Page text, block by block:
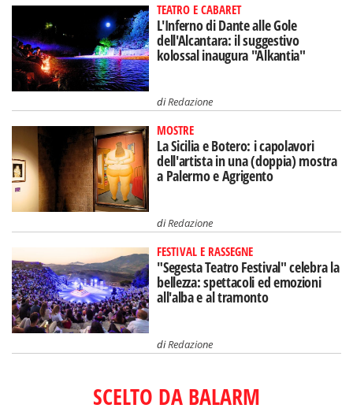
TEATRO E CABARET
L'Inferno di Dante alle Gole
dell'Alcantara: il suggestivo
kolossal inaugura "Alkantia"
diRedazione
MOSTRE
La Sicilia e Botero: i capolavori
dell'artista in una (doppia) mostra
a Palermo e Agrigento
diRedazione
FESTIVAL E RASSEGNE
"Segesta Teatro Festival" celebra la
bellezza: spettacoli ed emozioni
all'alba e al tramonto
diRedazione
SCELTO DA BALARM